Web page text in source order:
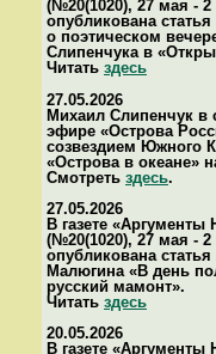
(№20(1020), 27 мая - 2
опубликована
о поэтическом
Слипенчука в
Читать здесь
27.05.2026
Михаил Слипенчук в
эфире «Острова
созвездием Южного
«Острова в океане»
Смотреть здесь.
27.05.2026
В газете «Аргументы
(№20(1020), 27 мая - 2
опубликована
Малюгина «В день
русский мамонт».
Читать здесь
20.05.2026
В газете «Аргументы